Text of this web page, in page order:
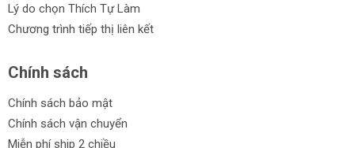
Lý do chọn Thích Tự Làm
Chương trình tiếp thị liên kết
Chính sách
Chính sách bảo mật
Chính sách vận chuyển
Miễn phí ship 2 chiều